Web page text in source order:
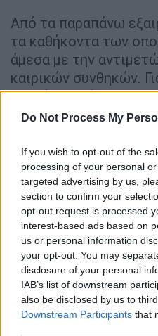
Do Not Process My
If you wish to opt-out of the
processing of your personal
targeted advertising by us,
section to confirm your
opt-out request is processed
interest-based ads based on
us or personal information
your opt-out. You may
disclosure of your personal
IAB’s list of downstream
also be disclosed by us to
Downstream Participants that
Από τα παραπάνω
τα καθήκοντα των
άμεσα με την
καιρικών συνθηκών.
αυτούς, αρμόδιοι να
τον τρόπο παροχής
οποία ανήκουν
Τι ισχύει για τον
Ισχυρή σύσταση για
όλες τις ιδιωτικές
είναι εφικτό, όπως
Τύπου του
επιπυραγός, Ιωάννης
ενημέρωση για την